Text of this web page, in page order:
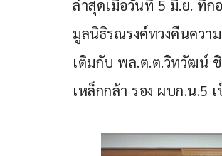
ล่าสุดเมื่อวันที่ 5 มิ.ย. ที่
มูลนิธิรณรงค์ทวงคืนควา
เติมกับ พล.ต.ต.วิทวัฒน์
เหล็กกล้า รอง ผบก.น.5